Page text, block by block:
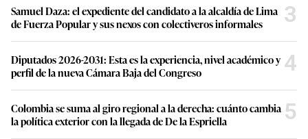
Samuel Daza: el expediente del candidato a la alcaldía de Lima
de Fuerza Popular y sus nexos con colectiveros informales
3
Diputados 2026-2031: Esta es la experiencia, nivel académico y
perfil de la nueva Cámara Baja del Congreso
4
Colombia se suma al giro regional a la derecha: cuánto cambia
la política exterior con la llegada de De la Espriella
5